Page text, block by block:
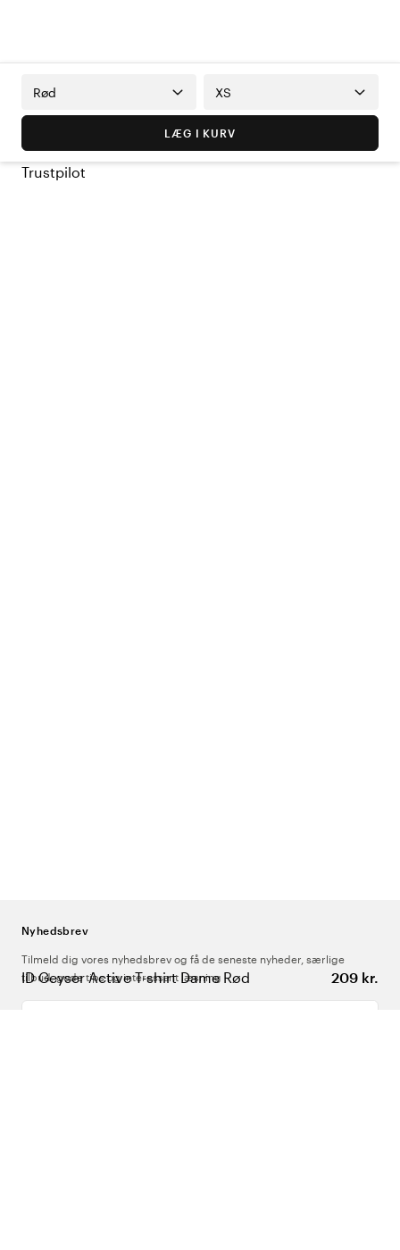
ID Geyser Active T-shirt Dame Rød 209 kr.
Rød XS
LÆG I KURV
Trustpilot
Nyhedsbrev
Tilmeld dig vores nyhedsbrev og få de seneste nyheder, særlige
tilbud, gode tips og interessant læsning
Indtast din e-mailadresse